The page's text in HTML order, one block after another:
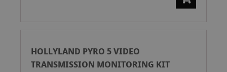
HOLLYLAND PYRO 5 VIDEO
TRANSMISSION MONITORING KIT